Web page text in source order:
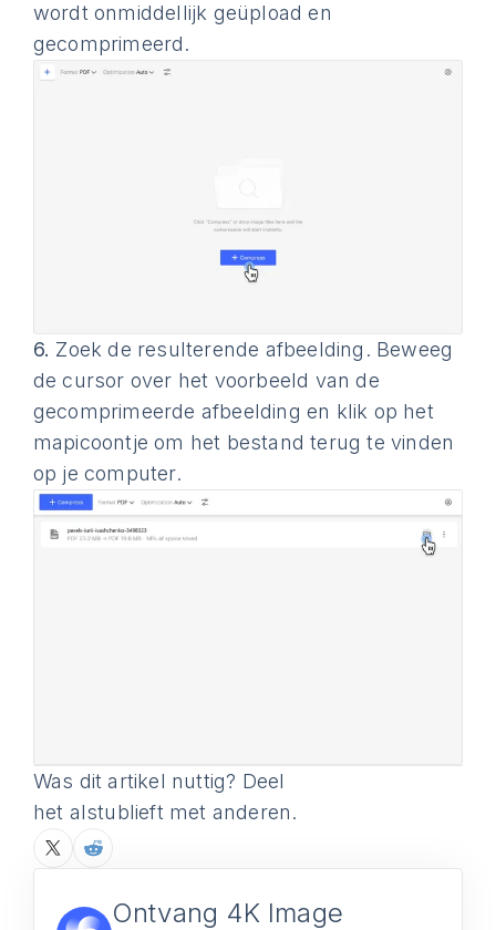
wordt onmiddellijk geüpload en
gecomprimeerd.
6. Zoek de resulterende afbeelding. Beweeg
de cursor over het voorbeeld van de
gecomprimeerde afbeelding en klik op het
mapicoontje om het bestand terug te vinden
op je computer.
Was dit artikel nuttig? Deel
het alstublieft met anderen.
Ontvang 4K Image